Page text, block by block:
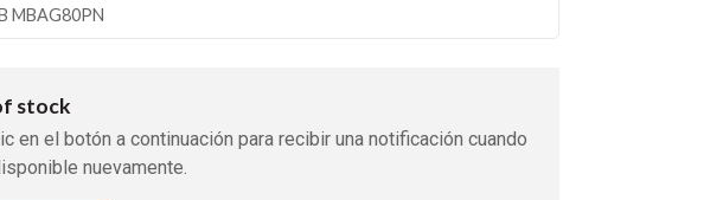
MBAG80PN
stock
en el botón a continuación para recibir una notificación cuando
nuevamente.